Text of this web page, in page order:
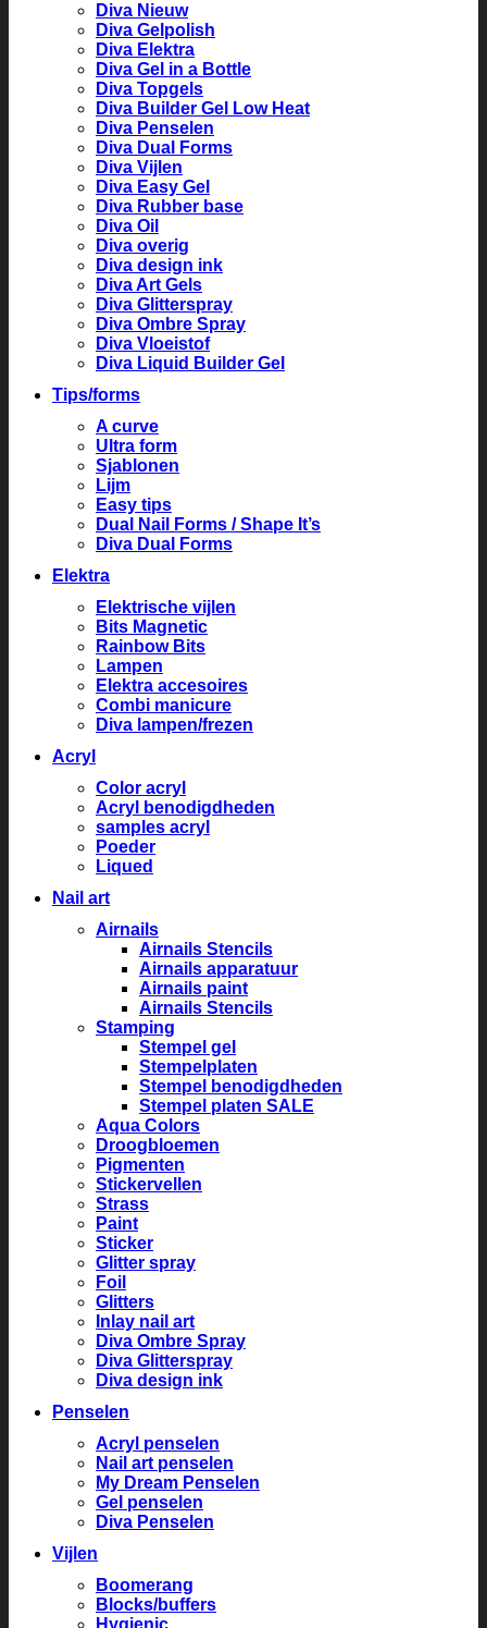
Diva Nieuw
Diva Gelpolish
Diva Elektra
Diva Gel in a Bottle
Diva Topgels
Diva Builder Gel Low Heat
Diva Penselen
Diva Dual Forms
Diva Vijlen
Diva Easy Gel
Diva Rubber base
Diva Oil
Diva overig
Diva design ink
Diva Art Gels
Diva Glitterspray
Diva Ombre Spray
Diva Vloeistof
Diva Liquid Builder Gel
Tips/forms
A curve
Ultra form
Sjablonen
Lijm
Easy tips
Dual Nail Forms / Shape It’s
Diva Dual Forms
Elektra
Elektrische vijlen
Bits Magnetic
Rainbow Bits
Lampen
Elektra accesoires
Combi manicure
Diva lampen/frezen
Acryl
Color acryl
Acryl benodigdheden
samples acryl
Poeder
Liqued
Nail art
Airnails
Airnails Stencils
Airnails apparatuur
Airnails paint
Airnails Stencils
Stamping
Stempel gel
Stempelplaten
Stempel benodigdheden
Stempel platen SALE
Aqua Colors
Droogbloemen
Pigmenten
Stickervellen
Strass
Paint
Sticker
Glitter spray
Foil
Glitters
Inlay nail art
Diva Ombre Spray
Diva Glitterspray
Diva design ink
Penselen
Acryl penselen
Nail art penselen
My Dream Penselen
Gel penselen
Diva Penselen
Vijlen
Boomerang
Blocks/buffers
Hygienic